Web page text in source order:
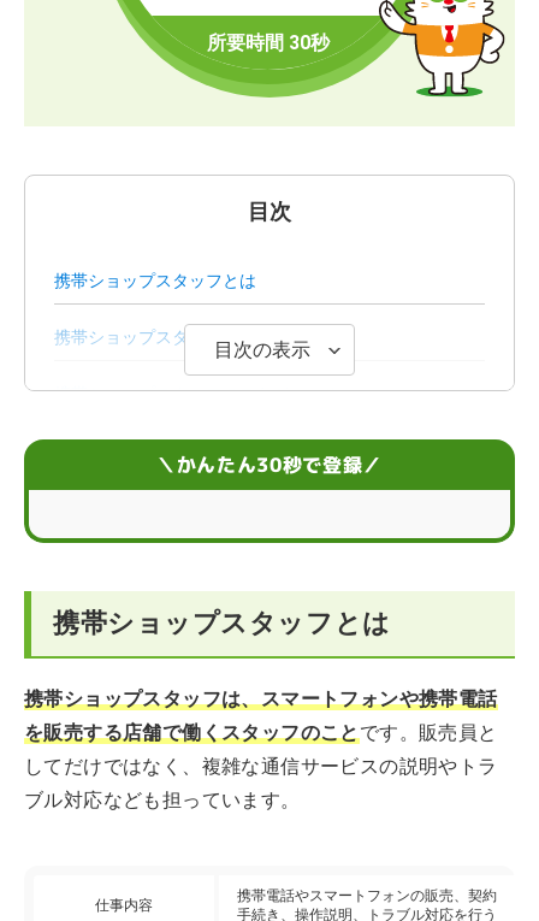
目次
携帯ショップスタッフとは
携帯ショップスタッフの平均収入
携帯ショップスタッフのスケジュール
携帯ショップスタッフのキャリア形成
目次の表示
＼かんたん30秒で登録／
携帯ショップスタッフとは
携帯ショップスタッフは、スマートフォンや携帯電話
を販売する店舗で働くスタッフのことです。販売員と
してだけではなく、複雑な通信サービスの説明やトラ
ブル対応なども担っています。
仕事内容
携帯電話やスマートフォンの販売、契約
手続き、操作説明、トラブル対応を行う